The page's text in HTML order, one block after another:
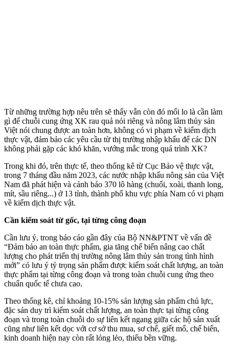
Từ những trường hợp nêu trên sẽ thấy vẫn còn đó mối lo là cần làm
gì để chuỗi cung ứng XK rau quả nói riêng và nông lâm thủy sản
Việt nói chung được an toàn hơn, không có vi phạm về kiểm dịch
thực vật, đảm bảo các yêu cầu từ thị trường nhập khẩu để các DN
không phải gặp các khó khăn, vướng mắc trong quá trình XK?
Trong khi đó, trên thực tế, theo thống kê từ Cục Bảo vệ thực vật,
trong 7 tháng đầu năm 2023, các nước nhập khẩu nông sản của Việt
Nam đã phát hiện và cảnh báo 370 lô hàng (chuối, xoài, thanh long,
mít, sầu riêng...) ở 13 tỉnh, thành phố khu vực phía Nam có vi phạm
về kiểm dịch thực vật.
Cần kiểm soát từ gốc, tại từng công đoạn
Cần lưu ý, trong báo cáo gần đây của Bộ NN&PTNT về vấn đề
“Đảm bảo an toàn thực phẩm, gia tăng chế biến nâng cao chất
lượng cho phát triển thị trường nông lâm thủy sản trong tình hình
mới” có lưu ý tỷ trọng sản phẩm được kiểm soát chất lượng, an toàn
thực phẩm tại từng công đoạn và trong toàn chuỗi cung ứng theo
chuẩn quốc tế chưa cao.
Theo thống kê, chỉ khoảng 10-15% sản lượng sản phẩm chủ lực,
đặc sản duy trì kiểm soát chất lượng, an toàn thực tại từng công
đoạn và trong toàn chuỗi do sự liên kết ngang giữa các hộ sản xuất
cũng như liên kết dọc với cơ sở thu mua, sơ chế, giết mổ, chế biến,
kinh doanh hiện nay còn rất lỏng lẻo, thiếu bền vững.